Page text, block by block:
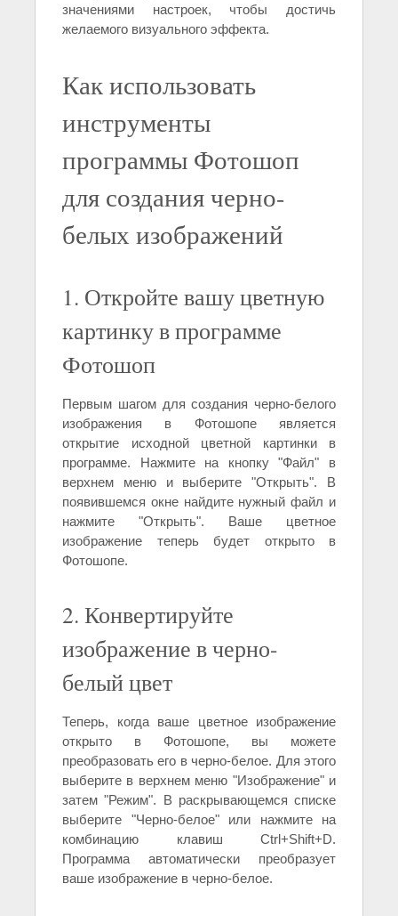
значениями настроек, чтобы достичь
желаемого визуального эффекта.
Как использовать
инструменты
программы Фотошоп
для создания черно-
белых изображений
1. Откройте вашу цветную
картинку в программе
Фотошоп
Первым шагом для создания черно-белого
изображения в Фотошопе является
открытие исходной цветной картинки в
программе. Нажмите на кнопку "Файл" в
верхнем меню и выберите "Открыть". В
появившемся окне найдите нужный файл и
нажмите "Открыть". Ваше цветное
изображение теперь будет открыто в
Фотошопе.
2. Конвертируйте
изображение в черно-
белый цвет
Теперь, когда ваше цветное изображение
открыто в Фотошопе, вы можете
преобразовать его в черно-белое. Для этого
выберите в верхнем меню "Изображение" и
затем "Режим". В раскрывающемся списке
выберите "Черно-белое" или нажмите на
комбинацию клавиш Ctrl+Shift+D.
Программа автоматически преобразует
ваше изображение в черно-белое.